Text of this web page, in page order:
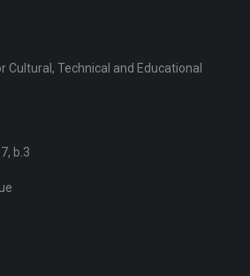
Cultural, Technical and Educational
b.3